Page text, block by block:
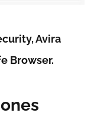
Avira
Browser.